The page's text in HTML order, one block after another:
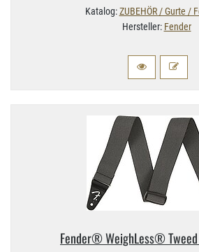
Katalog:ZUBEHÖR / Gurte /
Hersteller: Fender
Fender® WeighLess®